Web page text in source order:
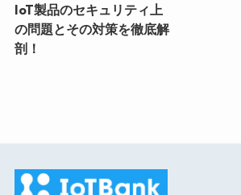
IoT製品のセキュリティ上
の問題とその対策を徹底解
剖！